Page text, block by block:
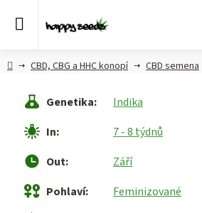
Semena
CBD,
CBG a
HHC
konopí
Konopné
produkty
HlavníCBD, CBG a HHC konopí CBD semena
Genetika:
Indika
In:
7 - 8 týdnů
Out:
Září
Pohlaví:
Feminizované